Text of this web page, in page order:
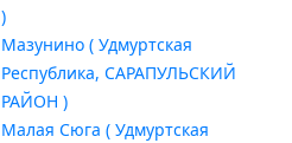
)
Мазунино ( Удмуртская
Республика, САРАПУЛЬСКИЙ
РАЙОН )
Малая Сюга ( Удмуртская